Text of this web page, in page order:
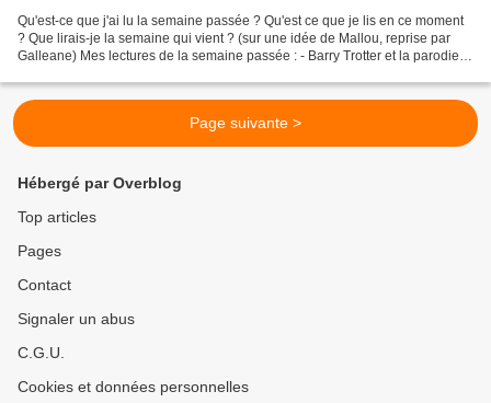
Qu'est-ce que j'ai lu la semaine passée ? Qu'est ce que je lis en ce moment
? Que lirais-je la semaine qui vient ? (sur une idée de Mallou, reprise par
Galleane) Mes lectures de la semaine passée : - Barry Trotter et la parodie
Page suivante >
Hébergé par Overblog
Top articles
Pages
Contact
Signaler un abus
C.G.U.
Cookies et données personnelles